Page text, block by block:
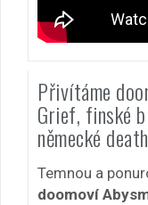
Přivítáme
Grief, finské
německé
Temnou a
doomoví